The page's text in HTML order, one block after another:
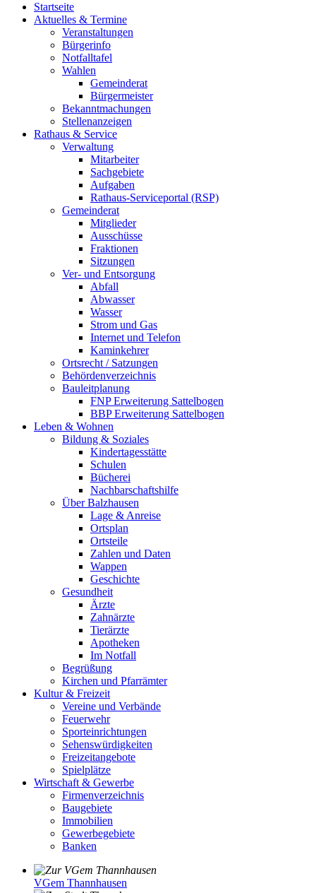
Startseite
Aktuelles & Termine
Veranstaltungen
Bürgerinfo
Notfalltafel
Wahlen
Gemeinderat
Bürgermeister
Bekanntmachungen
Stellenanzeigen
Rathaus & Service
Verwaltung
Mitarbeiter
Sachgebiete
Aufgaben
Rathaus-Serviceportal (RSP)
Gemeinderat
Mitglieder
Ausschüsse
Fraktionen
Sitzungen
Ver- und Entsorgung
Abfall
Abwasser
Wasser
Strom und Gas
Internet und Telefon
Kaminkehrer
Ortsrecht / Satzungen
Behördenverzeichnis
Bauleitplanung
FNP Erweiterung Sattelbogen
BBP Erweiterung Sattelbogen
Leben & Wohnen
Bildung & Soziales
Kindertagesstätte
Schulen
Bücherei
Nachbarschaftshilfe
Über Balzhausen
Lage & Anreise
Ortsplan
Ortsteile
Zahlen und Daten
Wappen
Geschichte
Gesundheit
Ärzte
Zahnärzte
Tierärzte
Apotheken
Im Notfall
Begrüßung
Kirchen und Pfarrämter
Kultur & Freizeit
Vereine und Verbände
Feuerwehr
Sporteinrichtungen
Sehenswürdigkeiten
Freizeitangebote
Spielplätze
Wirtschaft & Gewerbe
Firmenverzeichnis
Baugebiete
Immobilien
Gewerbegebiete
Banken
VGem Thannhausen